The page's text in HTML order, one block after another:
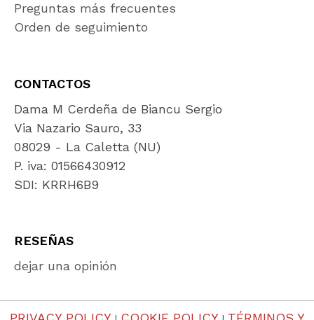
Preguntas más frecuentes
Orden de seguimiento
CONTACTOS
Dama M Cerdeña de Biancu Sergio
Via Nazario Sauro, 33
08029 - La Caletta (NU)
P. iva: 01566430912
SDI: KRRH6B9
RESEÑAS
dejar una opinión